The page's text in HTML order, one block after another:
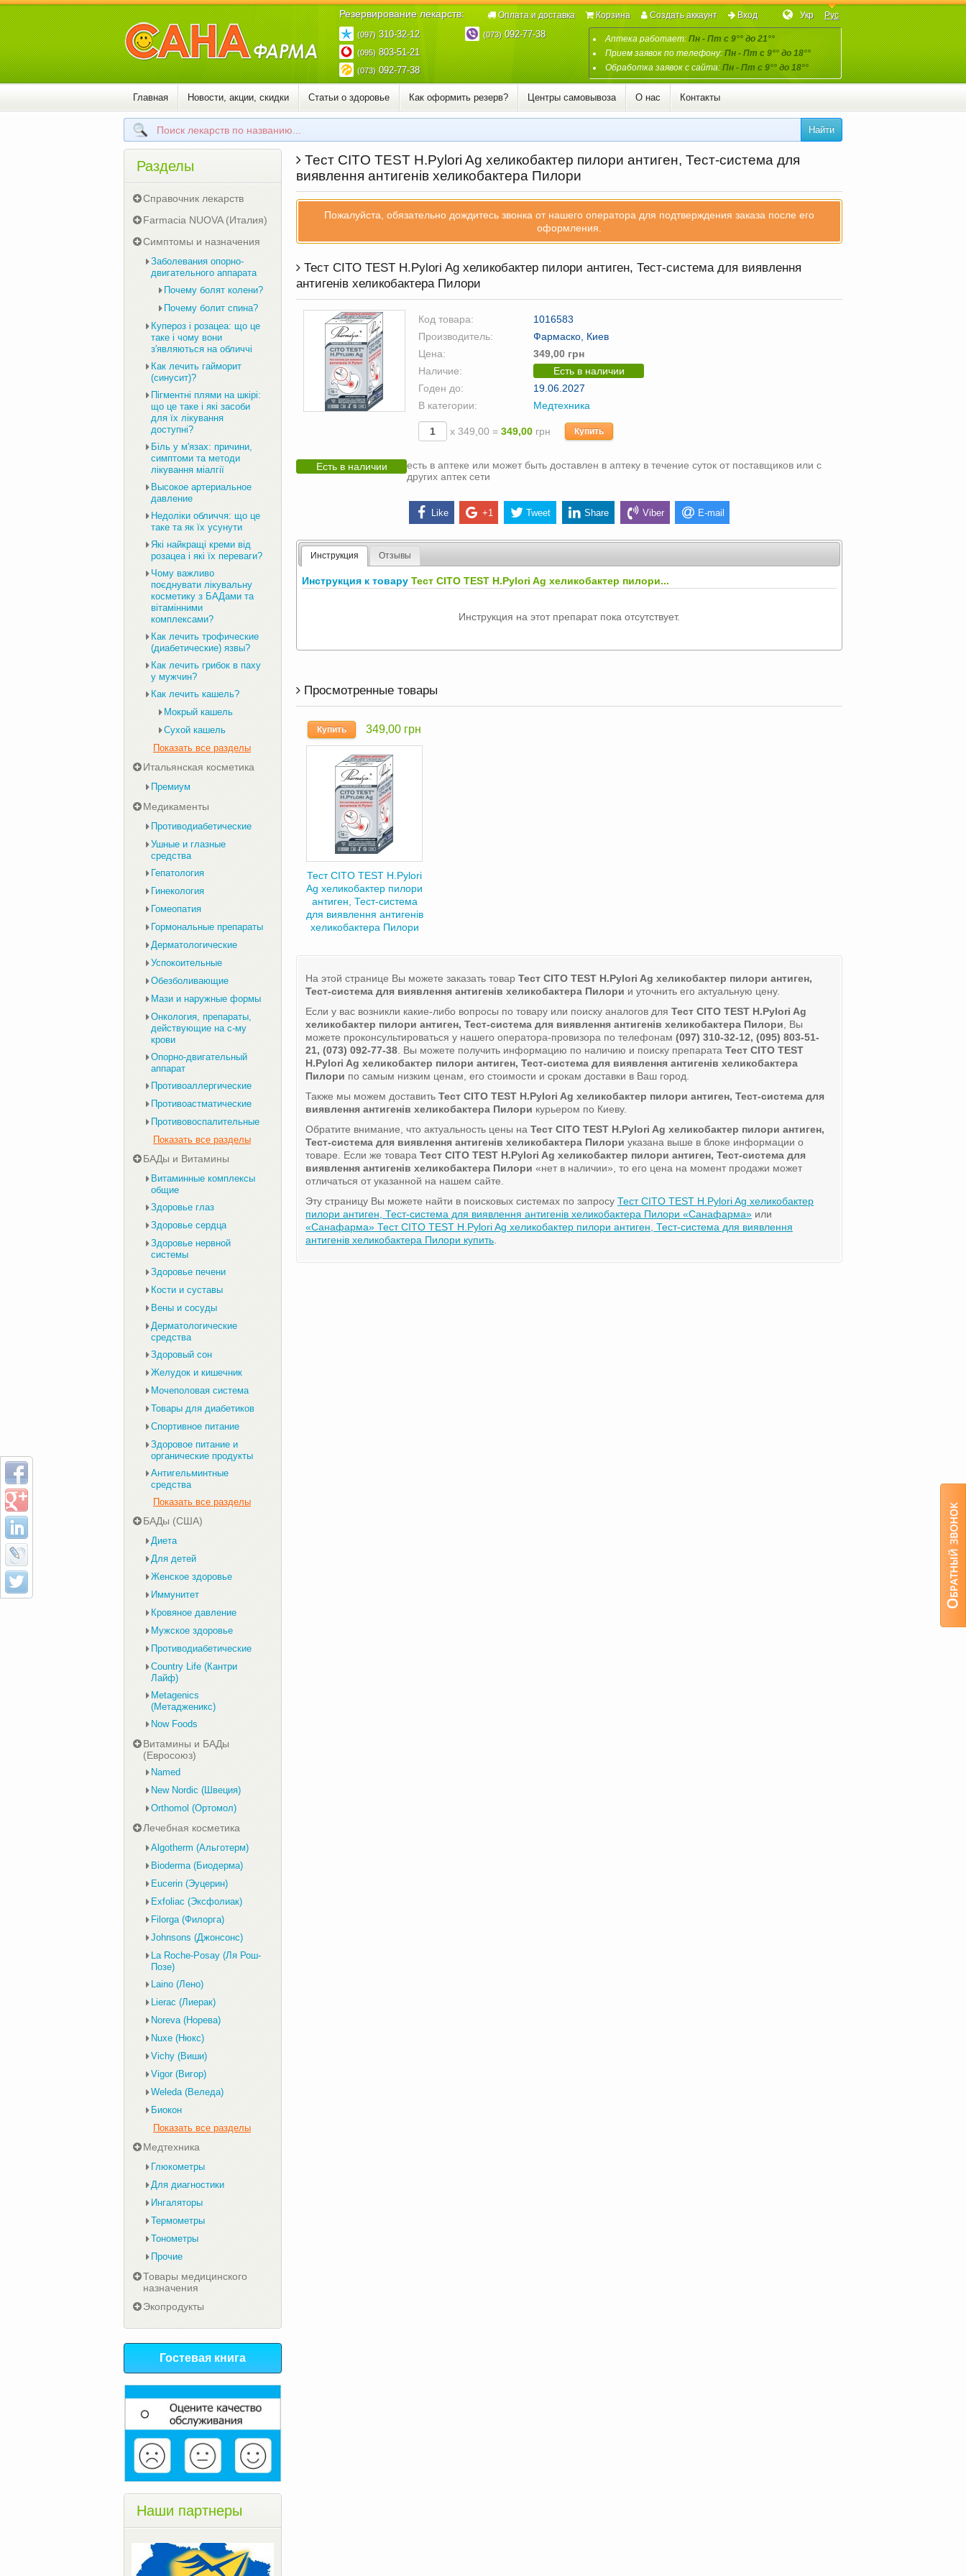
Резервирование лекарств:
(097)310-32-12
(095)803-51-21
(073)092-77-38
(073)092-77-38 Аптека работает:Пн - Пт с 9°° до 21°°
Прием заявок по телефону:Пн - Пт с 9°° до 18°°
Обработка заявок с сайта:Пн - Пт с 9°° до 18°°
Укр Рус
Оплата и доставка Корзина Создать аккаунт Вход
Главная Новости, акции, скидки Статьи о здоровье Как оформить резерв? Центры самовывоза О нас Контакты
Найти
Тест CITO TEST H.Pylori Ag хеликобактер пилори антиген, Тест-система для
виявлення антигенів хеликобактера Пилори
Пожалуйста, обязательно дождитесь звонка от нашего оператора для подтверждения заказа после его
оформления.
Тест CITO TEST H.Pylori Ag хеликобактер пилори антиген, Тест-система для виявлення
антигенів хеликобактера Пилори
Код товара:
1016583
Производитель:
Фармаско, Киев
Цена:
349,00 грн
Наличие:
Есть в наличии
Годен до:
19.06.2027
В категории:
Медтехника
х 349,00 = 349,00 грн Купить
Есть в наличии
есть в аптеке или может быть доставлен в аптеку в течение суток от поставщиков или с
других аптек сети
Like +1 Tweet Share Viber E-mail
Инструкция Отзывы
Инструкция к товаруТест CITO TEST H.Pylori Ag хеликобактер пилори...
Инструкция на этот препарат пока отсутствует.
Просмотренные товары
Купить 349,00 грн
Тест CITO TEST H.Pylori
Ag хеликобактер пилори
антиген, Тест-система
для виявлення антигенів
хеликобактера Пилори
На этой странице Вы можете заказать товар Тест CITO TEST H.Pylori Ag хеликобактер пилори антиген,
Тест-система для виявлення антигенів хеликобактера Пилори и уточнить его актуальную цену.
Если у вас возникли какие-либо вопросы по товару или поиску аналогов для Тест CITO TEST H.Pylori Ag
хеликобактер пилори антиген, Тест-система для виявлення антигенів хеликобактера Пилори , Вы
можете проконсультироваться у нашего оператора-провизора по телефонам (097) 310-32-12, (095) 803-51-
21, (073) 092-77-38 . Вы можете получить информацию по наличию и поиску препарата Тест CITO TEST
H.Pylori Ag хеликобактер пилори антиген, Тест-система для виявлення антигенів хеликобактера
Пилори по самым низким ценам, его стоимости и срокам доставки в Ваш город.
Также мы можем доставить Тест CITO TEST H.Pylori Ag хеликобактер пилори антиген, Тест-система для
виявлення антигенів хеликобактера Пилори курьером по Киеву.
Обратите внимание, что актуальность цены на Тест CITO TEST H.Pylori Ag хеликобактер пилори антиген,
Тест-система для виявлення антигенів хеликобактера Пилори указана выше в блоке информации о
товаре. Если же товара Тест CITO TEST H.Pylori Ag хеликобактер пилори антиген, Тест-система для
виявлення антигенів хеликобактера Пилори «нет в наличии», то его цена на момент продажи может
отличаться от указанной на нашем сайте.
Эту страницу Вы можете найти в поисковых системах по запросу Тест CITO TEST H.Pylori Ag хеликобактер
пилори антиген, Тест-система для виявлення антигенів хеликобактера Пилори «Санафарма» или
«Санафарма» Тест CITO TEST H.Pylori Ag хеликобактер пилори антиген, Тест-система для виявлення
антигенів хеликобактера Пилори купить
Разделы
Справочник лекарств
Farmacia NUOVA (Италия)
Симптомы и назначения
Заболевания опорно-
двигательного аппарата
Почему болят колени?
Почему болит спина?
Купероз і розацеа: що це
таке і чому вони
з'являються на обличчі
Как лечить гайморит
(синусит)?
Пігментні плями на шкірі:
що це таке і які засоби
для їх лікування
доступні?
Біль у м'язах: причини,
симптоми та методи
лікування міалгії
Высокое артериальное
давление
Недоліки обличчя: що це
таке та як їх усунути
Які найкращі креми від
розацеа і які їх переваги?
Чому важливо
поєднувати лікувальну
косметику з БАДами та
вітамінними
комплексами?
Как лечить трофические
(диабетические) язвы?
Как лечить грибок в паху
у мужчин?
Как лечить кашель?
Мокрый кашель
Сухой кашель
Показать все разделы
Итальянская косметика
Премиум
Медикаменты
Противодиабетические
Ушные и глазные
средства
Гепатология
Гинекология
Гомеопатия
Гормональные препараты
Дерматологические
Успокоительные
Обезболивающие
Мази и наружные формы
Онкология, препараты,
действующие на с-му
крови
Опорно-двигательный
аппарат
Противоаллергические
Противоастматические
Противовоспалительные
Показать все разделы
БАДы и Витамины
Витаминные комплексы
общие
Здоровье глаз
Здоровье сердца
Здоровье нервной
системы
Здоровье печени
Кости и суставы
Вены и сосуды
Дерматологические
средства
Здоровый сон
Желудок и кишечник
Мочеполовая система
Товары для диабетиков
Спортивное питание
Здоровое питание и
органические продукты
Антигельминтные
средства
Показать все разделы
БАДы (США)
Диета
Для детей
Женское здоровье
Иммунитет
Кровяное давление
Мужское здоровье
Противодиабетические
Country Life (Кантри
Лайф)
Metagenics
(Метадженикс)
Now Foods
Витамины и БАДы
(Евросоюз)
Named
New Nordic (Швеция)
Orthomol (Ортомол)
Лечебная косметика
Algotherm (Альготерм)
Bioderma (Биодерма)
Eucerin (Эуцерин)
Exfoliac (Эксфолиак)
Filorga (Филорга)
Johnsons (Джонсонс)
La Roche-Posay (Ля Рош-
Позе)
Laino (Лено)
Lierac (Лиерак)
Noreva (Норева)
Nuxe (Нюкс)
Vichy (Виши)
Vigor (Вигор)
Weleda (Веледа)
Биокон
Показать все разделы
Медтехника
Глюкометры
Для диагностики
Ингаляторы
Термометры
Тонометры
Прочие
Товары медицинского
назначения
Экопродукты
Гостевая книга
Наши партнеры